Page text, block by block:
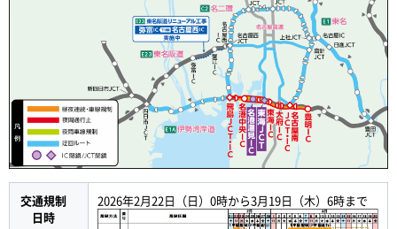
交通規制
日時
2026年2月22日（日）0時から3月19日（木）6時まで